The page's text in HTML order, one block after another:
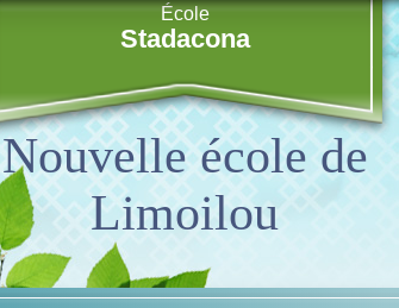
École
Stadacona
Nouvelle école de
Limoilou